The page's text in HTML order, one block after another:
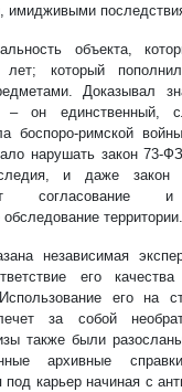
имидживыми
объекта,
который
Доказывал
– он единственный,
боспоро-римской
нарушать закон 73-
и даже
согласование и
территории.
независимая
его
его на
за собой
также были
архивные
под карьер начиная с